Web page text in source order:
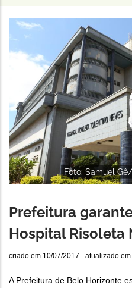
navegação
Foto: Samuel
Prefeitura
Hospital Risoleta
criado em 10/07/2017 - atualizado em
A Prefeitura de Belo Horizonte